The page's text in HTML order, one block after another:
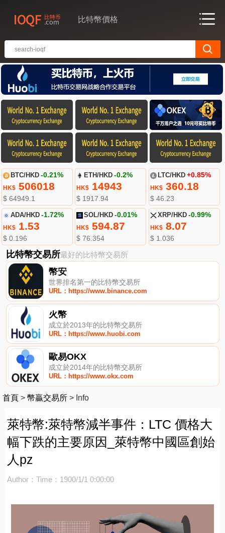
比特幣價格
BTC/HKD -0.21%
HK$506018
$ 64949.1
ETH/HKD -0.2%
HK$ 14943
$ 1917.94
LTC/HKD +0.85%
HK$360.18
$ 46.23
ADA/HKD -1.72%
HK$1.53
$ 0.196
SOL/HKD -0.01%
HK$ 594.87
$ 76.354
XRP/HKD -0.99%
HK$8.07
$ 1.036
比特幣交易所最好的比特幣交易所
幣安
世界排名第一的比特幣交易所
URL：https://www.binance.com
火幣
成立於2013年的比特幣交易所
URL：https://www.huobi.com
歐易OKX
成立於2014年的比特幣交易所
URL：https://www.okx.com
首頁 > 幣贏交易所 > Info
萊特幣:萊特幣減半事件：LTC 價格大
幅下跌的主要原因_萊特幣中國區創始
人pz
Author： Time：1900/1/1 0:00:00